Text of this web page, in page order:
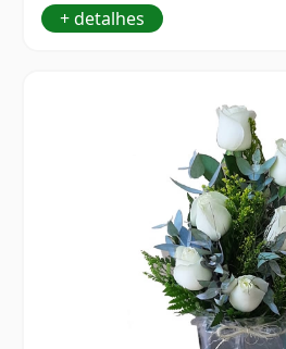
+ detalhes